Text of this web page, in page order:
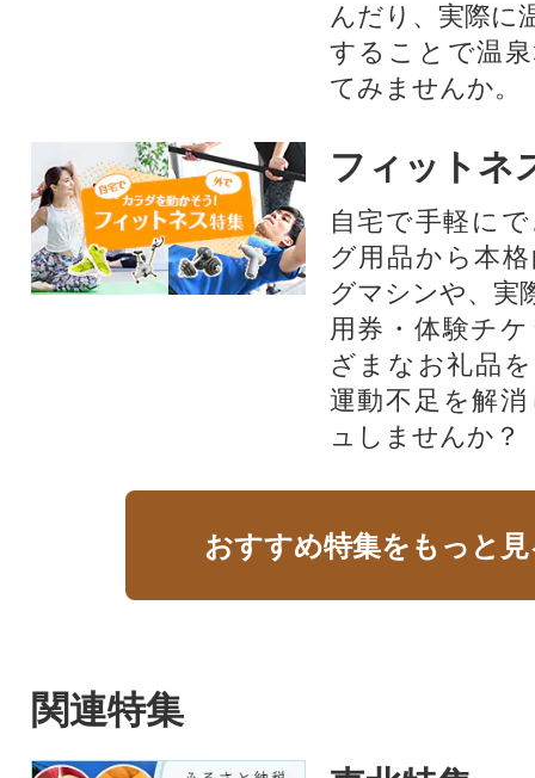
んだり、実際に
することで温
てみませんか。
フィットネ
自宅で手軽に
グ用品から本
グマシンや、実
用券・体験チ
ざまなお礼品
運動不足を解
ュしませんか？
おすすめ特集をもっと
関連特集